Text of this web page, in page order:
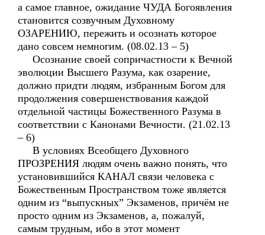
а самое главное, ожидание ЧУДА Богоявления
становится созвучным Духовному
ОЗАРЕНИЮ, пережить и осознать которое
дано совсем немногим. (08.02.13 – 5)
Осознание своей сопричастности к Вечной
эволюции Высшего Разума, как озарение,
должно придти людям, избранным Богом для
продолжения совершенствования каждой
отдельной частицы Божественного Разума в
соответствии с Канонами Вечности. (21.02.13
– 6)
В условиях Всеобщего Духовного
ПРОЗРЕНИЯ людям очень важно понять, что
установившийся КАНАЛ связи человека с
Божественным Пространством тоже является
одним из “выпускных” Экзаменов, причём не
просто одним из Экзаменов, а, пожалуй,
самым трудным, ибо в этот момент